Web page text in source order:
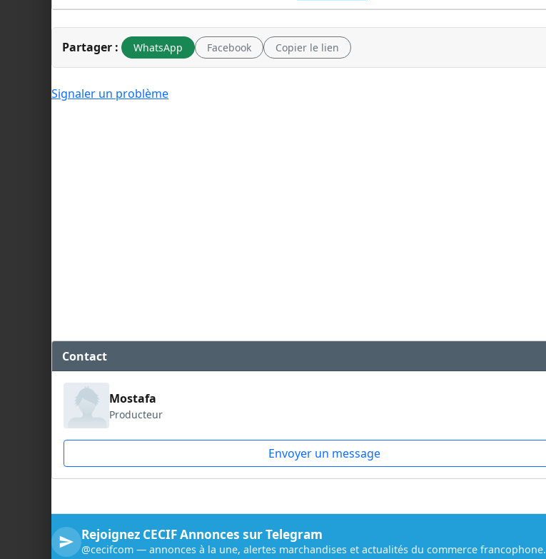
Partager : WhatsApp Facebook Copier le lien
Signaler un problème
Contact
Mostafa
Producteur
Envoyer un message
Rejoignez CECIF Annonces sur Telegram
@cecifcom — annonces à la une, alertes marchandises et actualités du commerce francophone.